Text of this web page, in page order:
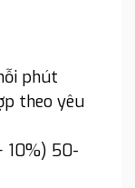
phút
theo yêu
10%) 50-